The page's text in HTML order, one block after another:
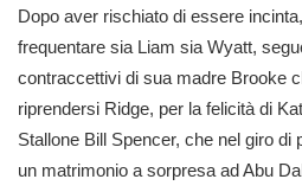
Dopo aver rischiato di essere
frequentare sia Liam sia Wyatt,
contraccettivi di sua madre Brooke
riprendersi Ridge, per la felicità di
Stallone Bill Spencer, che nel giro di
un matrimonio a sorpresa ad Abu